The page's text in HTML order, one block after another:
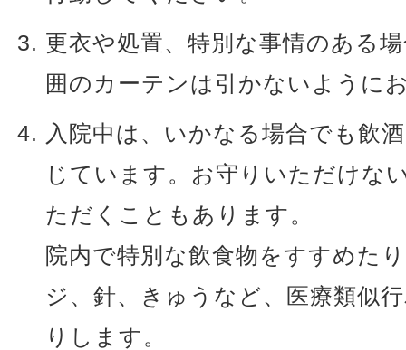
更衣や処置、特別な事情のある
囲のカーテンは引かないように
入院中は、いかなる場合でも飲
じています。お守りいただけな
ただくこともあります。
院内で特別な飲食物をすすめた
ジ、針、きゅうなど、医療類似
りします。